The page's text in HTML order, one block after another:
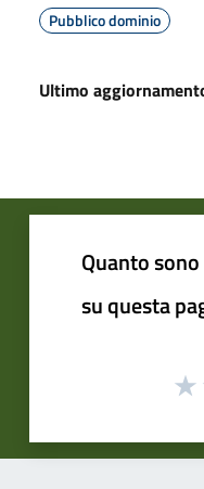
Pubblico dominio
Ultimo
Quanto
su questa